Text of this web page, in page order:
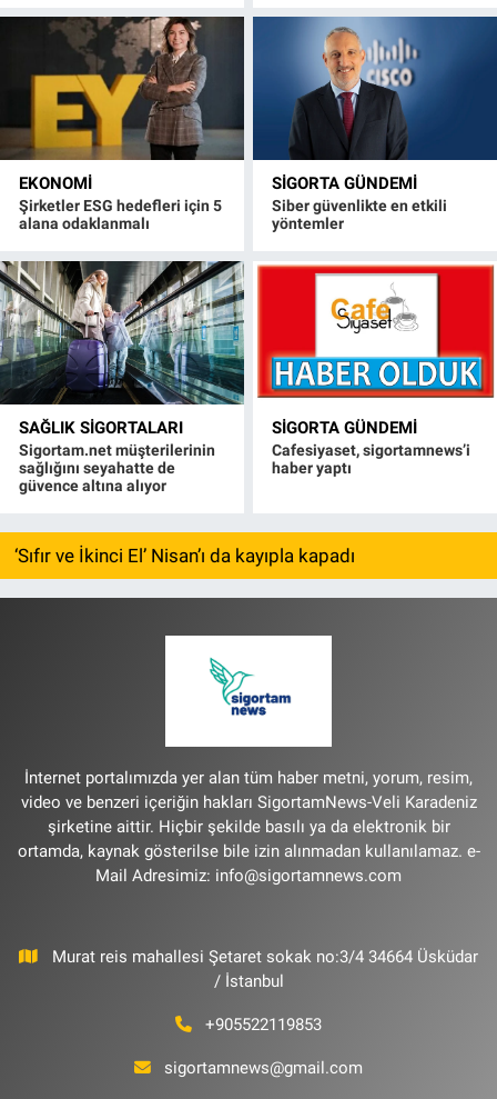
EKONOMI
Şirketler ESG hedefleri için 5
alana odaklanmalı
SIGORTA GÜNDEMI
Siber güvenlikte en etkili
yöntemler
SAĞLIK SIGORTALARI
Sigortam.net müşterilerinin
sağlığını seyahatte de
güvence altına alıyor
SIGORTA GÜNDEMI
Cafesiyaset, sigortamnews’i
haber yaptı
‘Sıfır ve İkinci El’ Nisan’ı da kayıpla kapadı
İnternet portalımızda yer alan tüm haber metni, yorum, resim,
video ve benzeri içeriğin hakları SigortamNews-Veli Karadeniz
şirketine aittir. Hiçbir şekilde basılı ya da elektronik bir
ortamda, kaynak gösterilse bile izin alınmadan kullanılamaz. e-
Mail Adresimiz: info@sigortamnews.com
Murat reis mahallesi Şetaret sokak no:3/4 34664 Üsküdar
/ İstanbul
+905522119853
sigortamnews@gmail.com